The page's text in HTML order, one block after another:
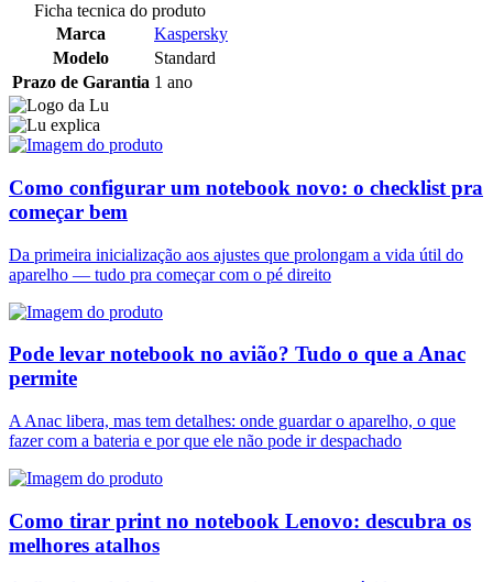
Ficha tecnica do produto
Marca
Kaspersky
Modelo
Standard
Prazo de Garantia 1 ano
Como configurar um notebook novo: o checklist pra
começar bem
Da primeira inicialização aos ajustes que prolongam a vida útil do
aparelho — tudo pra começar com o pé direito
Pode levar notebook no avião? Tudo o que a Anac
permite
A Anac libera, mas tem detalhes: onde guardar o aparelho, o que
fazer com a bateria e por que ele não pode ir despachado
Como tirar print no notebook Lenovo: descubra os
melhores atalhos